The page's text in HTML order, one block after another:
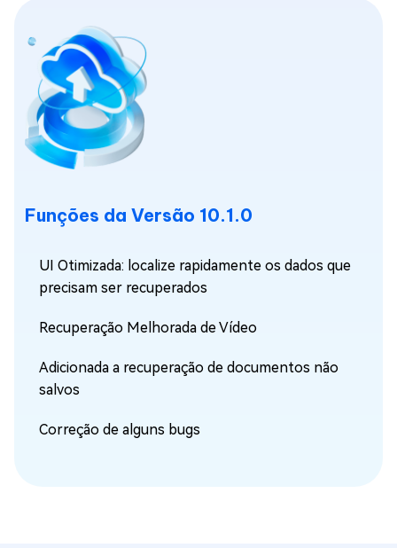
Funções da Versão 10.1.0
UI Otimizada: localize rapidamente os dados que
precisam ser recuperados
Recuperação Melhorada de Vídeo
Adicionada a recuperação de documentos não
salvos
Correção de alguns bugs